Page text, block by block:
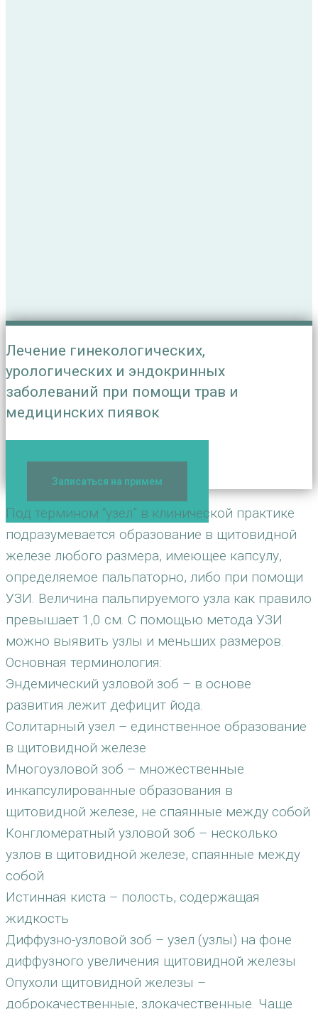
Лечение гинекологических,
урологических и эндокринных
заболеваний при помощи трав и
медицинских пиявок
Записаться на примем
Под термином “узел” в клинической практике
подразумевается образование в щитовидной
железе любого размера, имеющее капсулу,
определяемое пальпаторно, либо при помощи
УЗИ. Величина пальпируемого узла как правило
превышает 1,0 см. С помощью метода УЗИ
можно выявить узлы и меньших размеров.
Основная терминология:
Эндемический узловой зоб – в основе
развития лежит дефицит йода.
Солитарный узел – единственное образование
в щитовидной железе
Многоузловой зоб – множественные
инкапсулированные образования в
щитовидной железе, не спаянные между собой
Конгломератный узловой зоб – несколько
узлов в щитовидной железе, спаянные между
собой
Истинная киста – полость, содержащая
жидкость
Диффузно-узловой зоб – узел (узлы) на фоне
диффузного увеличения щитовидной железы
Опухоли щитовидной железы –
доброкачественные, злокачественные. Чаще